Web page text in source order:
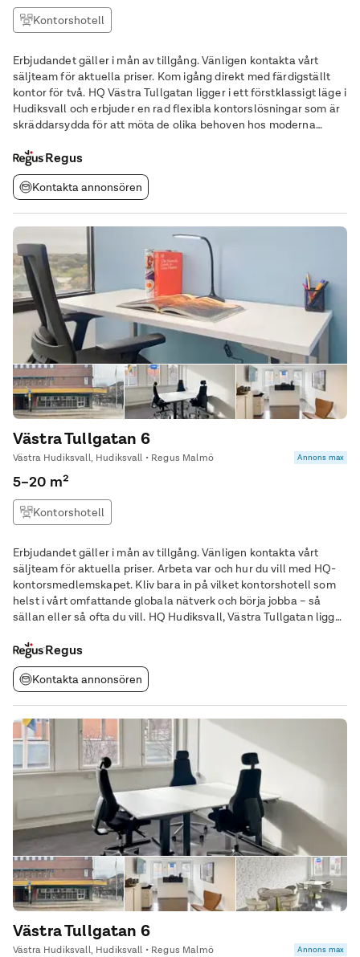
Kontorshotell
Erbjudandet gäller i mån av tillgång. Vänligen kontakta vårt
säljteam för aktuella priser. Kom igång direkt med färdigställt
kontor för två. HQ Västra Tullgatan ligger i ett förstklassigt läge i
Hudiksvall och erbjuder en rad flexibla kontorslösningar som är
skräddarsydda för att möta de olika behoven hos moderna
min promenad)
Regus
Kontakta annonsören
Västra Tullgatan 6
Västra Hudiksvall, Hudiksvall • Regus Malmö Annons max
5–20 m²
Kontorshotell
Erbjudandet gäller i mån av tillgång. Vänligen kontakta vårt
säljteam för aktuella priser. Arbeta var och hur du vill med HQ-
kontorsmedlemskapet. Kliv bara in på vilket kontorshotell som
helst i vårt omfattande globala nätverk och börja jobba – så
sällan eller så ofta du vill. HQ Hudiksvall, Västra Tullgatan ligger
Regus
Kontakta annonsören
Västra Tullgatan 6
Västra Hudiksvall, Hudiksvall • Regus Malmö Annons max